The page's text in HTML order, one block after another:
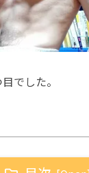
でした。